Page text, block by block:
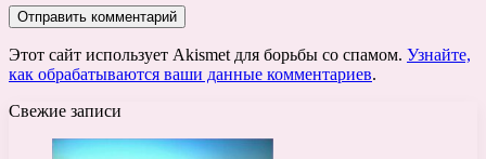
Этот сайт использует Akismet для борьбы со спамом. Узнайте,
как обрабатываются ваши данные комментариев.
Свежие записи